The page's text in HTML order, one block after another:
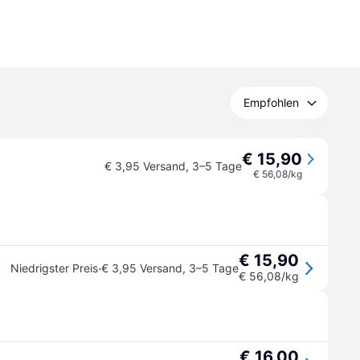
Empfohlen
€ 3,95 Versand, 3–5 Tage€ 15,90
€ 56,08/kg
Niedrigster Preis·€ 3,95 Versand, 3–5 Tage€ 15,90
€ 56,08/kg